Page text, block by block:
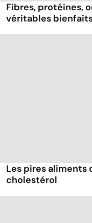
Fibres, protéines,
véritables
Les pires aliments
cholestérol